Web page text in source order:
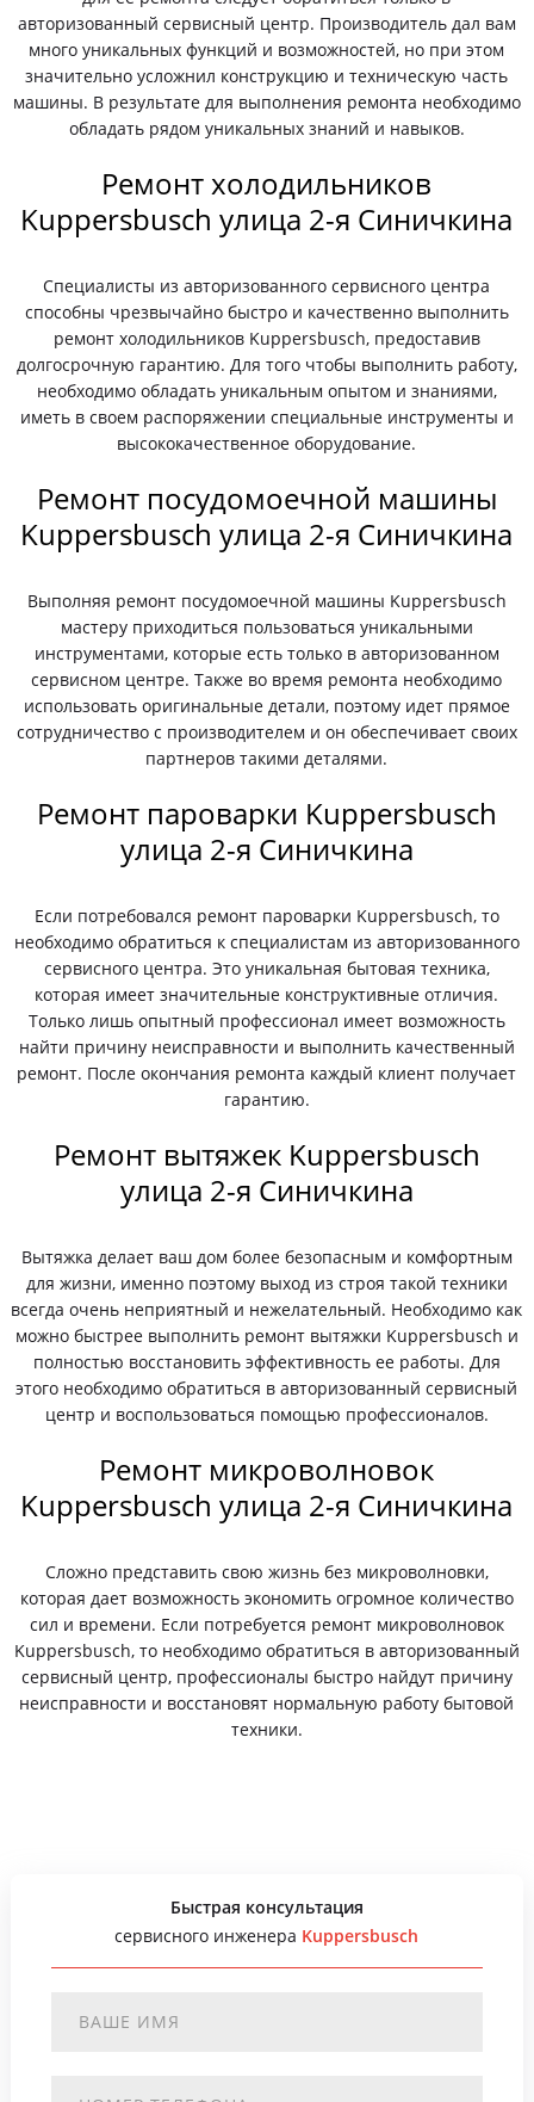
авторизованный сервисный центр. Производитель дал вам
много уникальных функций и возможностей, но при этом
значительно усложнил конструкцию и техническую часть
машины. В результате для выполнения ремонта необходимо
обладать рядом уникальных знаний и навыков.
Ремонт холодильников
Kuppersbusch улица 2-я Синичкина
Специалисты из авторизованного сервисного центра
способны чрезвычайно быстро и качественно выполнить
ремонт холодильников Kuppersbusch, предоставив
долгосрочную гарантию. Для того чтобы выполнить работу,
необходимо обладать уникальным опытом и знаниями,
иметь в своем распоряжении специальные инструменты и
высококачественное оборудование.
Ремонт посудомоечной машины
Kuppersbusch улица 2-я Синичкина
Выполняя ремонт посудомоечной машины Kuppersbusch
мастеру приходиться пользоваться уникальными
инструментами, которые есть только в авторизованном
сервисном центре. Также во время ремонта необходимо
использовать оригинальные детали, поэтому идет прямое
сотрудничество с производителем и он обеспечивает своих
партнеров такими деталями.
Ремонт пароварки Kuppersbusch
улица 2-я Синичкина
Если потребовался ремонт пароварки Kuppersbusch, то
необходимо обратиться к специалистам из авторизованного
сервисного центра. Это уникальная бытовая техника,
которая имеет значительные конструктивные отличия.
Только лишь опытный профессионал имеет возможность
найти причину неисправности и выполнить качественный
ремонт. После окончания ремонта каждый клиент получает
гарантию.
Ремонт вытяжек Kuppersbusch
улица 2-я Синичкина
Вытяжка делает ваш дом более безопасным и комфортным
для жизни, именно поэтому выход из строя такой техники
всегда очень неприятный и нежелательный. Необходимо как
можно быстрее выполнить ремонт вытяжки Kuppersbusch и
полностью восстановить эффективность ее работы. Для
этого необходимо обратиться в авторизованный сервисный
центр и воспользоваться помощью профессионалов.
Ремонт микроволновок
Kuppersbusch улица 2-я Синичкина
Сложно представить свою жизнь без микроволновки,
которая дает возможность экономить огромное количество
сил и времени. Если потребуется ремонт микроволновок
Kuppersbusch, то необходимо обратиться в авторизованный
сервисный центр, профессионалы быстро найдут причину
неисправности и восстановят нормальную работу бытовой
техники.
Быстрая консультация
сервисного инженера Kuppersbusch